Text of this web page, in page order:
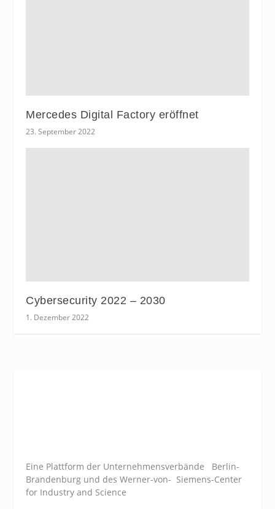
Mercedes Digital Factory eröffnet
23. September 2022
Cybersecurity 2022 – 2030
1. Dezember 2022
Eine Plattform der Unternehmensverbände Berlin-
Brandenburg und des Werner-von- Siemens-Center
for Industry and Science